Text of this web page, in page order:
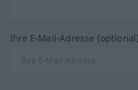
Ihre E-Mail-Adresse (optional)